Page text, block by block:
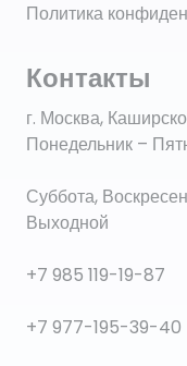
Политика
Контакты
г. Москва,
Понедельник –
Суббота,
Выходной
+7 985 119-19-87
+7 977-195-39-40